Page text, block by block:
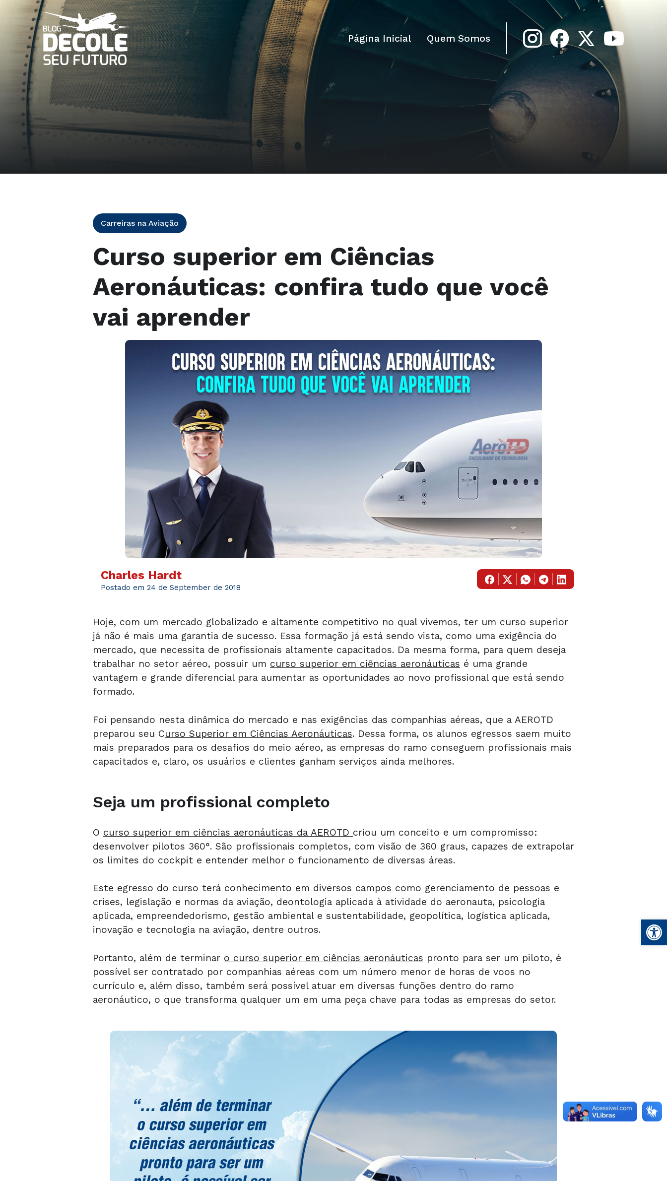
Página Inicial Quem Somos
Carreiras na Aviação
Curso superior em Ciências
Aeronáuticas: confira tudo que você
vai aprender
Charles Hardt
Postado em 24 de September de 2018
Hoje, com um mercado globalizado e altamente competitivo no qual vivemos, ter um curso superior
já não é mais uma garantia de sucesso. Essa formação já está sendo vista, como uma exigência do
mercado, que necessita de profissionais altamente capacitados. Da mesma forma, para quem deseja
trabalhar no setor aéreo, possuir um curso superior em ciências aeronáuticas é uma grande
vantagem e grande diferencial para aumentar as oportunidades ao novo profissional que está sendo
formado.
Foi pensando nesta dinâmica do mercado e nas exigências das companhias aéreas, que a AEROTD
preparou seu Curso Superior em Ciências Aeronáuticas. Dessa forma, os alunos egressos saem muito
mais preparados para os desafios do meio aéreo, as empresas do ramo conseguem profissionais mais
capacitados e, claro, os usuários e clientes ganham serviços ainda melhores.
Seja um profissional completo
O curso superior em ciências aeronáuticas da AEROTD criou um conceito e um compromisso:
desenvolver pilotos 360°. São profissionais completos, com visão de 360 graus, capazes de extrapolar
os limites do cockpit e entender melhor o funcionamento de diversas áreas.
Este egresso do curso terá conhecimento em diversos campos como gerenciamento de pessoas e
crises, legislação e normas da aviação, deontologia aplicada à atividade do aeronauta, psicologia
aplicada, empreendedorismo, gestão ambiental e sustentabilidade, geopolítica, logística aplicada,
inovação e tecnologia na aviação, dentre outros.
Portanto, além de terminar o curso superior em ciências aeronáuticas pronto para ser um piloto, é
possível ser contratado por companhias aéreas com um número menor de horas de voos no
currículo e, além disso, também será possível atuar em diversas funções dentro do ramo
aeronáutico, o que transforma qualquer um em uma peça chave para todas as empresas do setor.